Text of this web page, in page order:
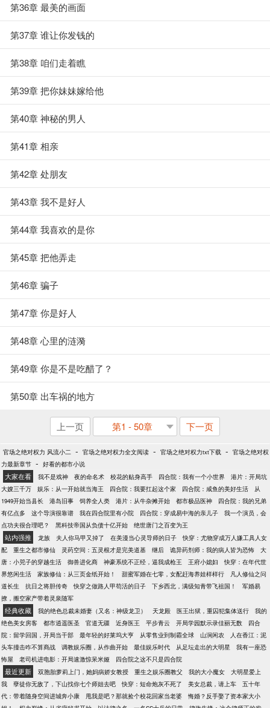
第36章 最美的画面
第37章 谁让你发钱的
第38章 咱们走着瞧
第39章 把你妹妹嫁给他
第40章 神秘的男人
第41章 相亲
第42章 处朋友
第43章 我不是好人
第44章 我喜欢的是你
第45章 把他弄走
第46章 骗子
第47章 你是好人
第48章 心里的涟漪
第49章 你是不是吃醋了？
第50章 出车祸的地方
上一页 第1 - 50章 下一页
官场之绝对权力 风流小二 - 官场之绝对权力全文阅读 - 官场之绝对权力txt下载 - 官场之绝对权
力最新章节 - 好看的都市小说
大家在看 我不是戏神 夜的命名术 校花的贴身高手 四合院：我有一个小世界
港片：开局坑
大嫂三千万
娱乐：从一开始就当海王 四合院：我要扛起这个家 四合院：咸鱼的美好生活
从
1949开始当县长
港岛旧事 饲养全人类 港片：从牛杂摊开始 都市极品医神
四合院：我的兄弟
有亿点多
这个导演很靠谱 我在四合院里有小院 四合院：穿成易中海的亲儿子
我一个演员，会
点功夫很合理吧？
黑科技帝国从负债十亿开始 绝世唐门之百变为王
站内强推 龙族 夫人你马甲又掉了 在美漫当心灵导师的日子
快穿：尤物穿成万人嫌工具人女
配
重生之都市修仙 灵药空间：五灵根才是完美道基 继后 诡异药剂师：我的病人皆为恐怖
大
唐：小兕子的穿越生活
御兽进化商 神豪系统不正经，逼我成枪王 王府小媳妇
快穿：在年代世
界悠闲生活
家族修仙：从三页金纸开始！ 甜蜜军婚在七零，女配赶海养娃样样行
凡人修仙之问
道长生
抗日之将胆传奇 快穿之做路人甲苟活的日子 下乡西北，满级知青带飞祖国！
军婚易
撩，搬空家产带着灵泉随军
经典收藏 我的绝色总裁未婚妻（又名：神级龙卫） 天龙殿 医王出狱，重囚犯集体送行
我的
绝色美女房客
都市逍遥医圣 官道无疆 近身医王 平步青云 开局学园默示录佳丽无数
四合
院：留学回国，开局当干部
最年轻的好莱坞大亨 从零售业到制霸全球 山涧闲农
人在香江：泥
头车撞击咋不算商战
调教娱乐圈，从作曲开始 最佳娱乐时代 从足坛走出的大明星
我有一座恐
怖屋
老司机进电影：开局速激惊呆米娅 四合院之这不只是四合院
最近更新 双胞胎萝莉上门，她妈病娇女教授 重生之娱乐圈教父 我的大小魔女
大明星爱上
我
孽徒你无敌了，下山找你七个师姐去吧 快穿：短命炮灰不死了 美女总裁，请上车
五十年
代：带着随身空间进城奔小康
甩我是吧？那就捡个校花回家当老婆
悔婚？反手娶了资本家大小